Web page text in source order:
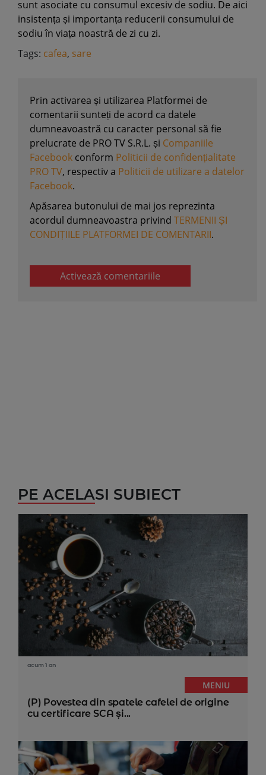
sunt asociate cu consumul excesiv de sodiu. De aici
insistența și importanța reducerii consumului de
sodiu în viața noastră de zi cu zi.
Tags: cafea, sare
Prin activarea și utilizarea Platformei de
comentarii sunteți de acord ca datele
dumneavoastră cu caracter personal să fie
prelucrate de PRO TV S.R.L. și Companiile
Facebook conform Politicii de confidențialitate
PRO TV, respectiv a Politicii de utilizare a datelor
Facebook.
Apăsarea butonului de mai jos reprezinta
acordul dumneavoastra privind TERMENII ȘI
CONDIȚIILE PLATFORMEI DE COMENTARII.
Activează comentariile
PE ACELASI SUBIECT
acum 1 an
MENIU
(P) Povestea din spatele cafelei de origine
cu certificare SCA și...